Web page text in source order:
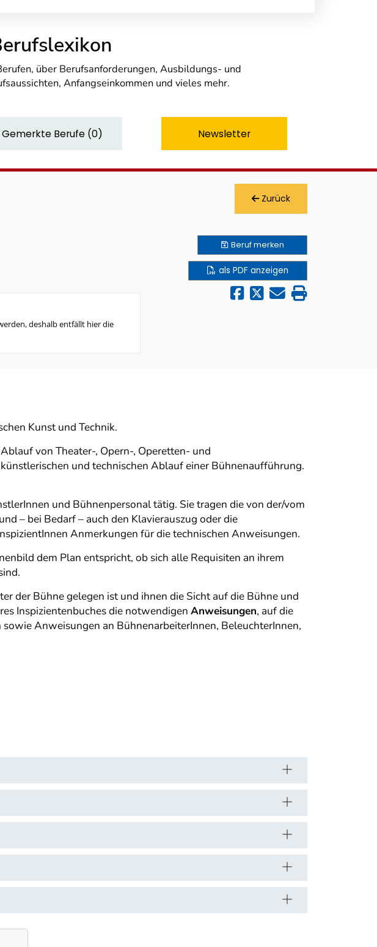
über Berufsanforderungen, Ausbildungs- und
Anfangseinkommen und vieles mehr.
Gemerkte Berufe (0) Newsletter
Zurück
deshalb entfällt hier die
Berufmerken
als PDF anzeigen
Kunst und Technik.
von Theater-, Opern-, Operetten- und
und technischen Ablauf einer Bühnenaufführung.
und Bühnenpersonal tätig. Sie tragen die von der/vom
– bei Bedarf – auch den Klavierauszug oder die
Anmerkungen für die technischen Anweisungen.
dem Plan entspricht, ob sich alle Requisiten an ihrem
der Bühne gelegen ist und ihnen die Sicht auf die Bühne und
Inspizientenbuches die notwendigen Anweisungen, auf die
Anweisungen an BühnenarbeiterInnen, BeleuchterInnen,